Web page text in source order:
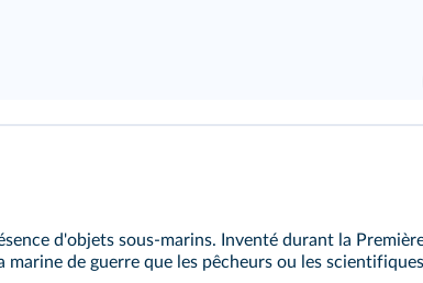
d'objets sous-marins. Inventé durant la
de guerre que les pêcheurs ou les